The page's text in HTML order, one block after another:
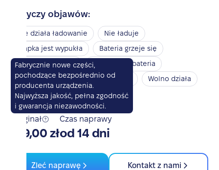
Dotyczy objawów:
Nie działa ładowanie
Nie ładuje
Klapka jest wypukła
Bateria grzeje się
Bateria nie działa
Spuchnięta bateria
Nie włącza się
Przegrzewa się
Wolno działa
Szybko się rozładowuje
Oryginał
Fabrycznie nowe części,
pochodzące bezpośrednio od
producenta urządzenia.
Najwyższa jakość, pełna zgodność
i gwarancja niezawodności.
419,00 zł
Czas naprawy
od 14 dni
Zleć naprawę Kontakt z nami